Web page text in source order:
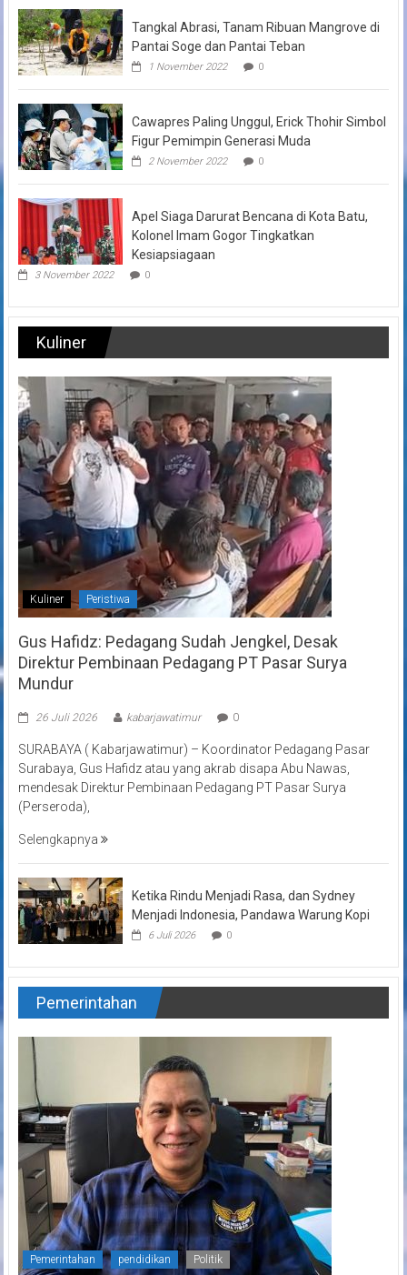
Tangkal Abrasi, Tanam Ribuan Mangrove di
Pantai Soge dan Pantai Teban
1 November 2022 0
Cawapres Paling Unggul, Erick Thohir Simbol
Figur Pemimpin Generasi Muda
2 November 2022 0
Apel Siaga Darurat Bencana di Kota Batu,
Kolonel Imam Gogor Tingkatkan
Kesiapsiagaan
3 November 2022 0
Kuliner
Kuliner Peristiwa
Gus Hafidz: Pedagang Sudah Jengkel, Desak
Direktur Pembinaan Pedagang PT Pasar Surya
Mundur
26 Juli 2026 kabarjawatimur 0
SURABAYA ( Kabarjawatimur) – Koordinator Pedagang Pasar
Surabaya, Gus Hafidz atau yang akrab disapa Abu Nawas,
mendesak Direktur Pembinaan Pedagang PT Pasar Surya
(Perseroda),
Selengkapnya
Ketika Rindu Menjadi Rasa, dan Sydney
Menjadi Indonesia, Pandawa Warung Kopi
6 Juli 2026 0
Pemerintahan
Pemerintahan pendidikan Politik